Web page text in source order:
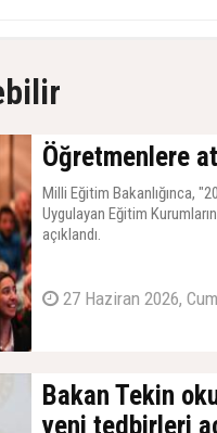
Öğretmenlere
Milli Eğitim Bakanlığınca,
Uygulayan Eğitim
açıklandı.
27 Haziran 2026,
Bakan Tekin
yeni tedbirleri